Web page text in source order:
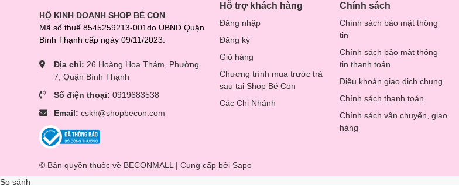
HỘ KINH DOANH SHOP BÉ CON
Mã số thuế 8545259213-001do UBND Quận
Bình Thạnh cấp ngày 09/11/2023.
Địa chỉ: 26 Hoàng Hoa Thám, Phường
7, Quận Bình Thạnh
Số điện thoại: 0919683538
Email: cskh@shopbecon.com
Hỗ trợ khách hàng
Đăng nhập
Đăng ký
Giỏ hàng
Chương trình mua trước trả
sau tại Shop Bé Con
Các Chi Nhánh
Chính sách
Chính sách bảo mật thông
tin
Chính sách bảo mật thông
tin thanh toán
Điều khoản giao dịch chung
Chính sách thanh toán
Chính sách vận chuyển, giao
hàng
© Bản quyền thuộc về BECONMALL | Cung cấp bởi Sapo
So sánh